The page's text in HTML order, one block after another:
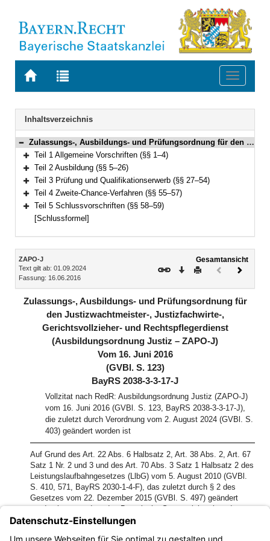
Zur
BAYERN.RECHT
Zur
letzten
Suche
Toggle
Navigation
Inhaltsverzeichnis
Bereich reduzieren
Zulassungs-, Ausbildungs- und Prüfungsordnung für den Justizwachtmeister-, Justizfachwirte-, Gerichtsvollzieher- und Rechtspflegerdienst (Ausbildungsordnung Justiz – ZAPO-J) Vom 16. Juni 2016 (GVBl. S. 123) BayRS 2038-3-3-17-J (§§ 1–59)
Bereich erweitern
Teil 1 Allgemeine Vorschriften (§§ 1–4)
Bereich erweitern
Teil 2 Ausbildung (§§ 5–26)
Bereich erweitern
Teil 3 Prüfung und Qualifikationserwerb (§§ 27–54)
Bereich erweitern
Teil 4 Zweite-Chance-Verfahren (§§ 55–57)
Bereich erweitern
Teil 5 Schlussvorschriften (§§ 58–59)
[Schlussformel]
Inhalt
ZAPO-J
Text gilt ab: 01.09.2024
Fassung: 16.06.2016
Gesamtansicht
Download
DruckenVorheriges
(inaktiv)
Zulassungs-, Ausbildungs- und Prüfungsordnung für
den Justizwachtmeister-, Justizfachwirte-,
Gerichtsvollzieher- und Rechtspflegerdienst
(Ausbildungsordnung Justiz – ZAPO-J)
Vom 16. Juni 2016
(GVBl. S. 123)
BayRS 2038-3-3-17-J
Vollzitat nach RedR: Ausbildungsordnung Justiz (ZAPO-J)
vom 16. Juni 2016 (GVBl. S. 123, BayRS 2038-3-3-17-J),
die zuletzt durch Verordnung vom 2. August 2024 (GVBl. S.
403) geändert worden ist
Auf Grund des Art. 22 Abs. 6 Halbsatz 2, Art. 38 Abs. 2, Art. 67
Satz 1 Nr. 2 und 3 und des Art. 70 Abs. 3 Satz 1 Halbsatz 2 des
Leistungslaufbahngesetzes (LlbG) vom 5. August 2010 (GVBl.
S. 410, 571, BayRS 2030-1-4-F), das zuletzt durch § 2 des
Gesetzes vom 22. Dezember 2015 (GVBl. S. 497) geändert
worden ist, verordnet das Bayerische Staatsministerium der
Justiz im Einvernehmen mit dem Bayerischen